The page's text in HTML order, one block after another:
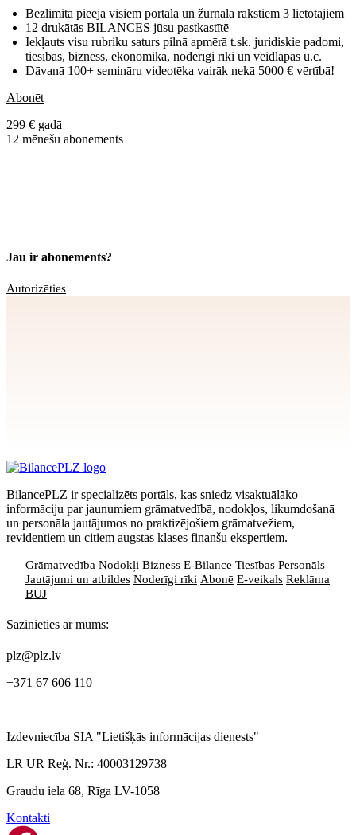
Bezlimita pieeja visiem portāla un žurnāla rakstiem 3 lietotājiem
12 drukātās BILANCES jūsu pastkastītē
Iekļauts visu rubriku saturs pilnā apmērā t.sk. juridiskie padomi,
tiesības, bizness, ekonomika, noderīgi rīki un veidlapas u.c.
Dāvanā 100+ semināru videotēka vairāk nekā 5000 € vērtībā!
Abonēt
299 € gadā
12 mēnešu abonements
Jau ir abonements?
Autorizēties
BilancePLZ ir specializēts portāls, kas sniedz visaktuālāko
informāciju par jaunumiem grāmatvedībā, nodokļos, likumdošanā
un personāla jautājumos no praktizējošiem grāmatvežiem,
revidentiem un citiem augstas klases finanšu ekspertiem.
Grāmatvedība Nodokļi Bizness E-Bilance Tiesības Personāls
Jautājumi un atbildes Noderīgi rīki Abonē E-veikals Reklāma
BUJ
Sazinieties ar mums:
plz@plz.lv
+371 67 606 110
Izdevniecība SIA "Lietišķās informācijas dienests"
LR UR Reģ. Nr.: 40003129738
Graudu iela 68, Rīga LV-1058
Kontakti